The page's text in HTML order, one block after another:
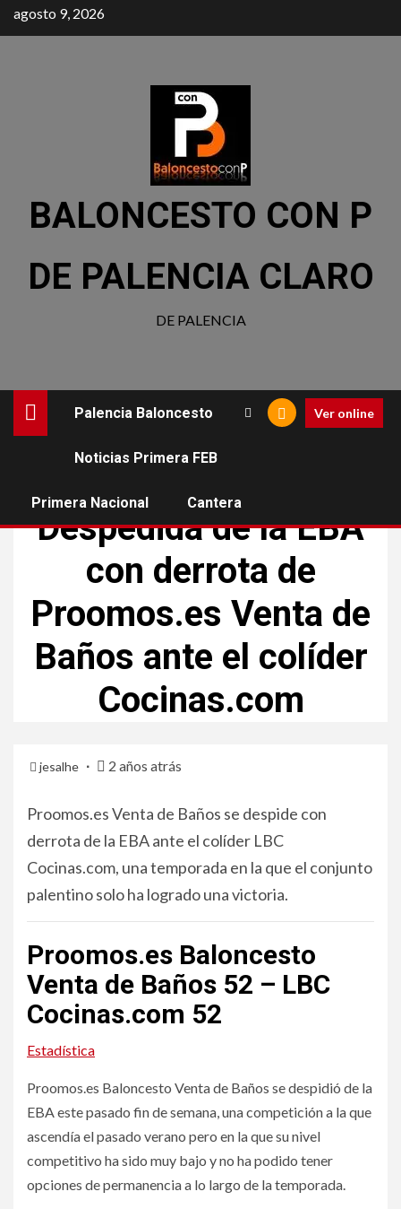
agosto 9, 2026
BALONCESTO CON P
DE PALENCIA CLARO
DE PALENCIA
Palencia Baloncesto
Noticias Primera FEB
Primera Nacional Cantera
Ver online
Despedida de la EBA
con derrota de
Proomos.es Venta de
Baños ante el colíder
Cocinas.com
jesalhe 2 años atrás
Proomos.es Venta de Baños se despide con
derrota de la EBA ante el colíder LBC
Cocinas.com, una temporada en la que el conjunto
palentino solo ha logrado una victoria.
Proomos.es Baloncesto
Venta de Baños 52 – LBC
Cocinas.com 52
Estadística
Proomos.es Baloncesto Venta de Baños se despidió de la
EBA este pasado fin de semana, una competición a la que
ascendía el pasado verano pero en la que su nivel
competitivo ha sido muy bajo y no ha podido tener
opciones de permanencia a lo largo de la temporada.